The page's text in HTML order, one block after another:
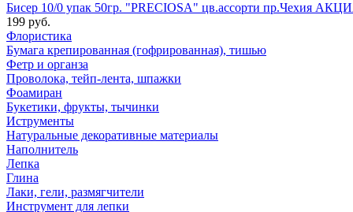
Бисер 10/0 упак 50гр. "PRECIOSA" цв.ассорти пр.Чехия
199 руб.
Флористика
Бумага крепированная (гофрированная), тишью
Фетр и органза
Проволока, тейп-лента, шпажки
Фоамиран
Букетики, фрукты, тычинки
Иструменты
Натуральные декоративные материалы
Наполнитель
Лепка
Глина
Лаки, гели, размягчители
Инструмент для лепки